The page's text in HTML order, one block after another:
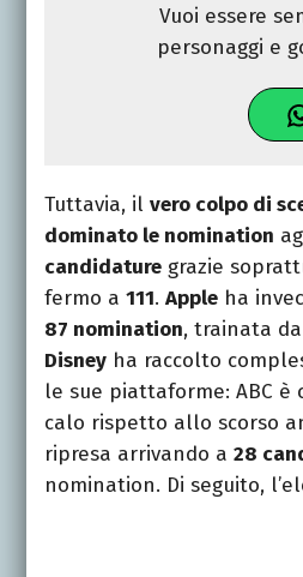
Vuoi essere
personaggi e
Tuttavia, il vero colpo di
dominato le nomination
candidature grazie
fermo a 111. Apple ha
87 nomination, trainata da
Disney ha raccolto
le sue piattaforme: ABC è
calo rispetto allo scorso
ripresa arrivando a 28
nomination. Di seguito,